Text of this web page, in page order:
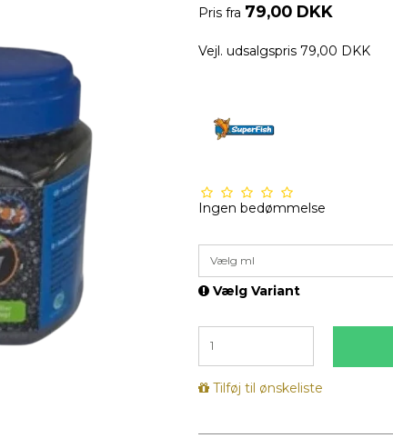
Pris fra 79,00 DKK
Vejl. udsalgspris 79,00 DKK
Ingen bedømmelse
Vælg ml
Vælg Variant
Tilføj til ønskeliste